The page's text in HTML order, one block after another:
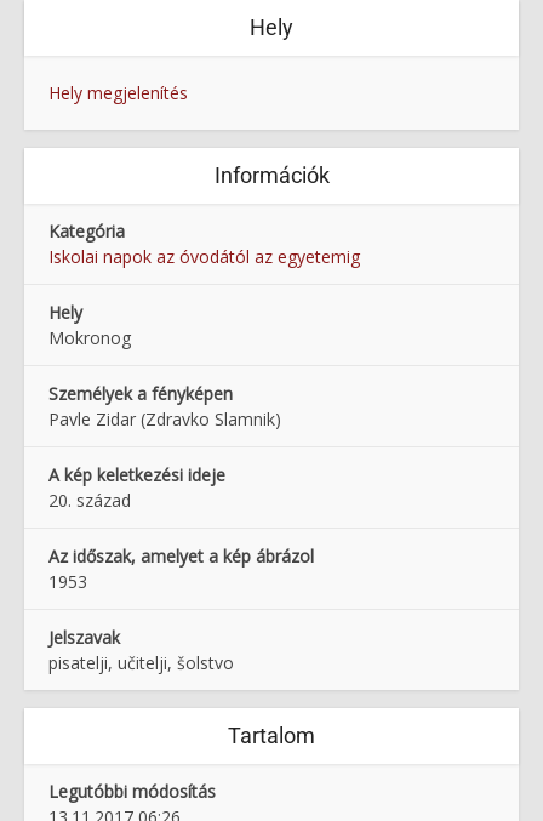
Hely
Hely megjelenítés
Információk
Kategória
Iskolai napok az óvodától az egyetemig
Hely
Mokronog
Személyek a fényképen
Pavle Zidar (Zdravko Slamnik)
A kép keletkezési ideje
20. század
Az időszak, amelyet a kép ábrázol
1953
Jelszavak
pisatelji, učitelji, šolstvo
Tartalom
Legutóbbi módosítás
13.11.2017 06:26